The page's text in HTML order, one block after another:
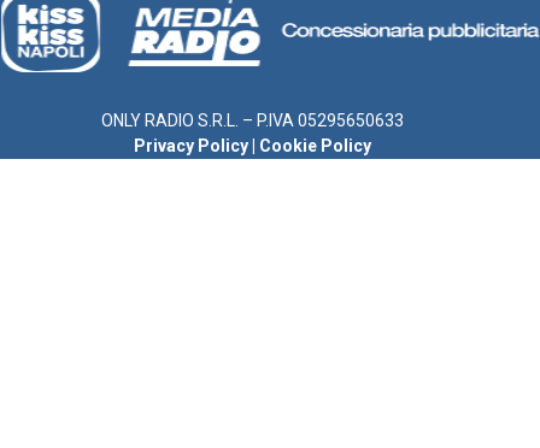
ONLY RADIO S.R.L. – P.IVA 05295650633
Privacy Policy
Cookie Policy